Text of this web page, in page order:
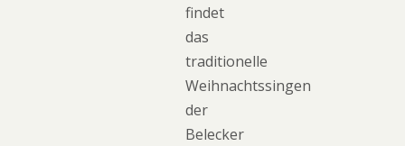
findet
das
traditionelle
Weihnachtssingen
der
Belecker